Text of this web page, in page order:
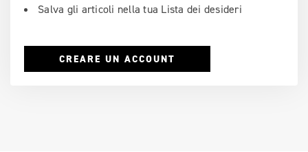
Salva gli articoli nella tua Lista dei desideri
CREARE UN ACCOUNT